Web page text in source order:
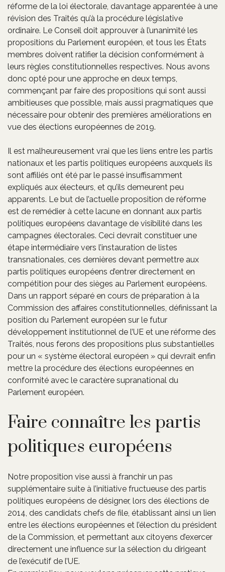
réforme de la loi électorale, davantage apparentée à une
révision des Traités qu’à la procédure législative
ordinaire. Le Conseil doit approuver à l’unanimité les
propositions du Parlement européen, et tous les États
membres doivent ratifier la décision conformément à
leurs règles constitutionnelles respectives. Nous avons
donc opté pour une approche en deux temps,
commençant par faire des propositions qui sont aussi
ambitieuses que possible, mais aussi pragmatiques que
nécessaire pour obtenir des premières améliorations en
vue des élections européennes de 2019.
Il est malheureusement vrai que les liens entre les partis
nationaux et les partis politiques européens auxquels ils
sont affiliés ont été par le passé insuffisamment
expliqués aux électeurs, et qu’ils demeurent peu
apparents. Le but de l’actuelle proposition de réforme
est de remédier à cette lacune en donnant aux partis
politiques européens davantage de visibilité dans les
campagnes électorales. Ceci devrait constituer une
étape intermédiaire vers l’instauration de listes
transnationales, ces dernières devant permettre aux
partis politiques européens d’entrer directement en
compétition pour des sièges au Parlement européens.
Dans un rapport séparé en cours de préparation à la
Commission des affaires constitutionnelles, définissant la
position du Parlement européen sur le futur
développement institutionnel de l’UE et une réforme des
Traités, nous ferons des propositions plus substantielles
pour un « système électoral européen » qui devrait enfin
mettre la procédure des élections européennes en
conformité avec le caractère supranational du
Parlement européen.
Faire connaître les partis
politiques européens
Notre proposition vise aussi à franchir un pas
supplémentaire suite à l’initiative fructueuse des partis
politiques européens de désigner, lors des élections de
2014, des candidats chefs de file, établissant ainsi un lien
entre les élections européennes et l’élection du président
de la Commission, et permettant aux citoyens d’exercer
directement une influence sur la sélection du dirigeant
de l’exécutif de l’UE.